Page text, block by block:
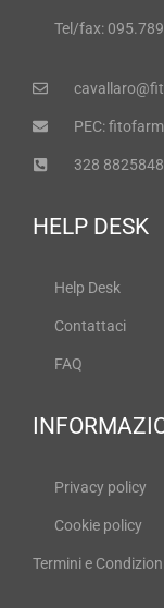
Tel/fax:
PEC:
328 8825848
HELP DESK
Help Desk
Contattaci
FAQ
Privacy policy
Cookie policy
Termini e